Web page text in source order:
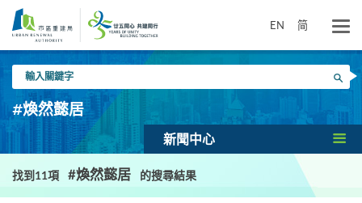
要
EN 简
入
關
鍵
搜尋
#煥然懿居
新聞中心
找到11項 #煥然懿居 的搜尋結果